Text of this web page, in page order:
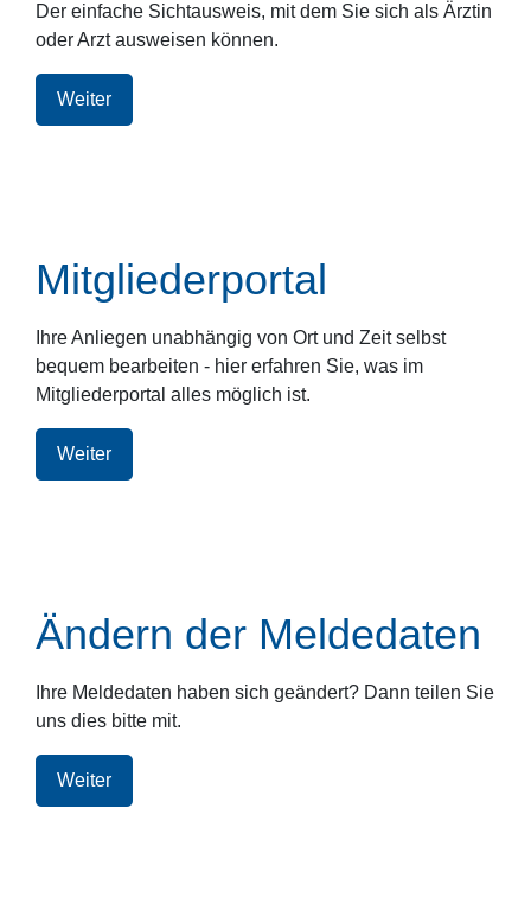
Der einfache Sichtausweis, mit dem Sie sich als Ärztin
oder Arzt ausweisen können.
Weiter
Mitgliederportal
Ihre Anliegen unabhängig von Ort und Zeit selbst
bequem bearbeiten - hier erfahren Sie, was im
Mitgliederportal alles möglich ist.
Weiter
Ändern der Meldedaten
Ihre Meldedaten haben sich geändert? Dann teilen Sie
uns dies bitte mit.
Weiter